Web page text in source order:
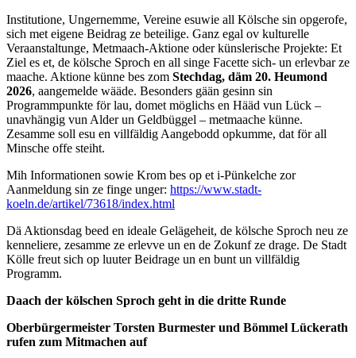
Institutione, Ungernemme, Vereine esuwie all Kölsche sin opgerofe,
sich met eigene Beidrag ze beteilige. Ganz egal ov kulturelle
Veraanstaltunge, Metmaach-Aktione oder künslerische Projekte: Et
Ziel es et, de kölsche Sproch en all singe Facette sich- un erlevbar ze
maache. Aktione künne bes zom Stechdag, däm 20. Heumond
2026, aangemelde wääde. Besonders gään gesinn sin
Programmpunkte för lau, domet möglichs en Hääd vun Lück –
unavhängig vun Alder un Geldbüggel – metmaache künne.
Zesamme soll esu en villfäldig Aangebodd opkumme, dat för all
Minsche offe steiht.
Mih Informationen sowie Krom bes op et i-Pünkelche zor
Aanmeldung sin ze finge unger: https://www.stadt-
koeln.de/artikel/73618/index.html
Dä Aktionsdag beed en ideale Gelägeheit, de kölsche Sproch neu ze
kenneliere, zesamme ze erlevve un en de Zokunf ze drage. De Stadt
Kölle freut sich op luuter Beidrage un en bunt un villfäldig
Programm.
Daach der kölschen Sproch geht in die dritte Runde
Oberbürgermeister Torsten Burmester und Bömmel Lückerath
rufen zum Mitmachen auf